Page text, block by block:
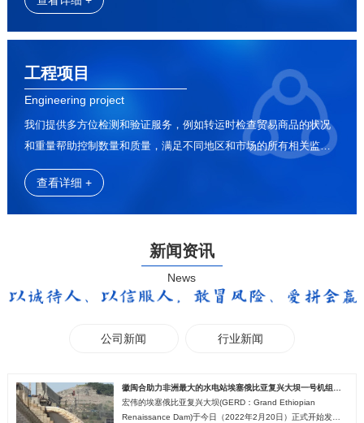
工程项目
Engineering project
我们提供多方位检测和验证服务，例如转运时检查贸易商品的状况
和重量帮助控制数量和质量，满足不同地区和市场的所有相关监管
要求
查看详细 +
新闻资讯
News
公司新闻 行业新闻
宏伟的埃塞俄比亚复兴大坝(GERD：Grand Ethiopian
Renaissance Dam)于今日（2022年2月20日）正式开始发